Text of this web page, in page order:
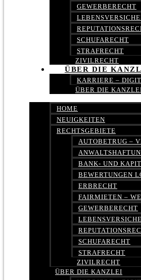
GEWERBERECHT
SCHUFARECHT
STRAFRECHT
ZIVILRECHT
ÜBER DIE
KARRIERE –
ÜBER DIE
HOME
NEUIGKEITEN
RECHTSGEBIETE
AUTOBETRUG –
BANK- UND
BEWERTUNGEN
ERBRECHT
FAIRMIETEN –
GEWERBERECHT
SCHUFARECHT
STRAFRECHT
ZIVILRECHT
ÜBER DIE KANZLEI